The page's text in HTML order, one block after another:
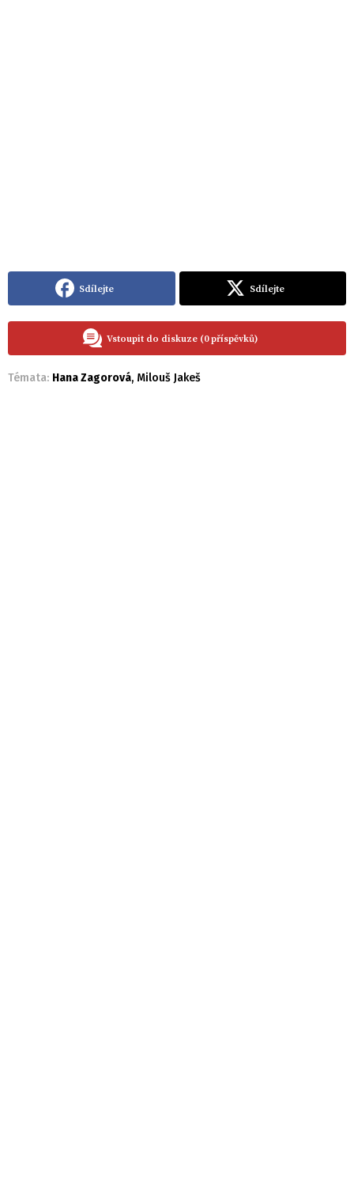
Sdílejte Sdílejte
Vstoupit do diskuze (0 příspěvků)
Témata: Hana Zagorová, Milouš Jakeš